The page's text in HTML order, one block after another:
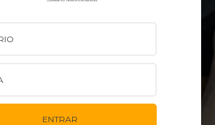
ENTRAR